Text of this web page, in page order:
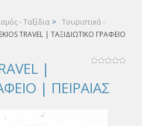
- Ταξίδια >
Τουριστικά -
TRAVEL | ΤΑΞΙΔΙΩΤΙΚΟ ΓΡΑΦΕΙΟ
|
| ΠΕΙΡΑΙΑΣ